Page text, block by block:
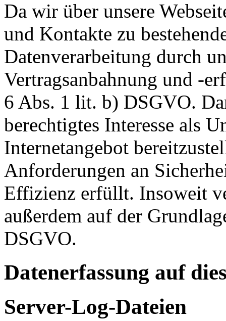
Da wir über unsere
und Kontakte zu
Datenverarbeitung durch
Vertragsanbahnung und -
6 Abs. 1 lit. b) DSGVO.
berechtigtes Interesse als
Internetangebot
Anforderungen an
Effizienz erfüllt. Insoweit
außerdem auf der
DSGVO.
Datenerfassung auf
Server-Log-Dateien